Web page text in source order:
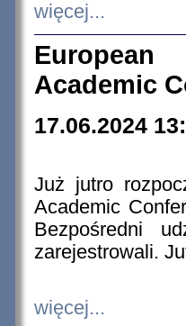
więcej...
European
Academic
17.06.2024
Już jutro
Academic
Bezpośredni
zarejestrowali.
więcej...